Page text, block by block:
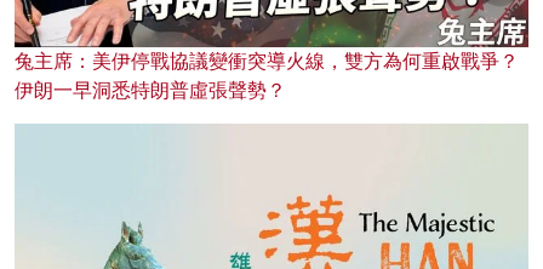
兔主席：美伊停戰協議變衝突導火線，雙方為何重啟戰爭？
伊朗一早洞悉特朗普虛張聲勢？